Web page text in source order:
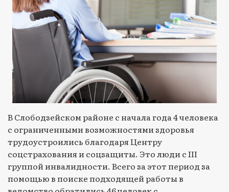
В Слободзейском районе с начала года 4 человека
с ограниченными возможностями здоровья
трудоустроились благодаря Центру
соцстрахования и соцзащиты. Это люди с III
группой инвалидности. Всего за этот период за
помощью в поиске подходящей работы в